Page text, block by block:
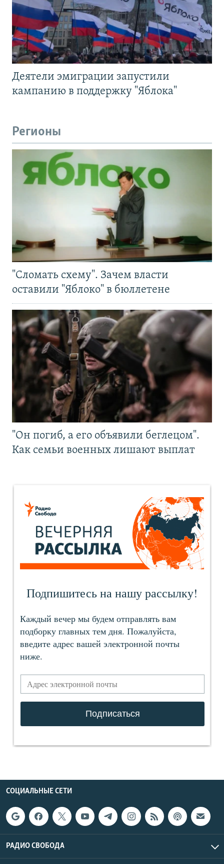
Деятели эмиграции запустили
кампанию в поддержку "Яблока"
Регионы
"Сломать схему". Зачем власти
оставили "Яблоко" в бюллетене
"Он погиб, а его объявили беглецом".
Как семьи военных лишают выплат
СОЦИАЛЬНЫЕ СЕТИ
РАДИО СВОБОДА